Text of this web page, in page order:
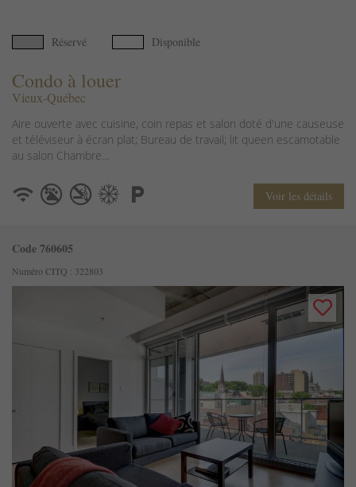
Réservé Disponible
Condo à louer
Vieux-Québec
Aire ouverte avec cuisine, coin repas et salon doté d'une causeuse
et téléviseur à écran plat; Bureau de travail; lit queen escamotable
au salon Chambre...
Voir les détails
Code 760605
Numéro CITQ : 322803